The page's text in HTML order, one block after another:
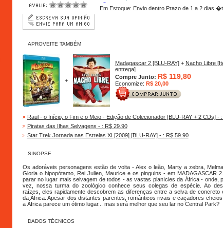
Em Estoque: Envio dentro Prazo de 1 a 2 dias
APROVEITE TAMBÉM
+
Madagascar 2 [BLU-RAY]+ Nacho Libre
entrega]
Compre Junto: R$ 119,80
Economize: R$ 20,00
Raul - o Início, o Fim e o Meio - Edição de Colecionador [BLU-RAY + 2 CDs] -
Piratas das Ilhas Selvagens - : R$ 29.90
Star Trek Jornada nas Estrelas XI [2009] [BLU-RAY] - : R$ 59.90
SINOPSE
Os adoráveis personagens estão de volta - Alex o leão, Marty a zebra,
Gloria o hipopótamo, Rei Julien, Maurice e os pinguins - em MADAGASCAR
parar no lugar mais selvagem de todos - as vastas planícies da África - onde,
vez, nossa turma do zoológico conhece seus colegas de espécie. Ao
raízes, eles rapidamente descobrem as diferenças entre a selva de concreto
da África. Apesar dos distantes parentes, românticos rivais e caçadores cheios
a África parece um ótimo lugar... mas será melhor que seu lar no Central Park?
DADOS TÉCNICOS